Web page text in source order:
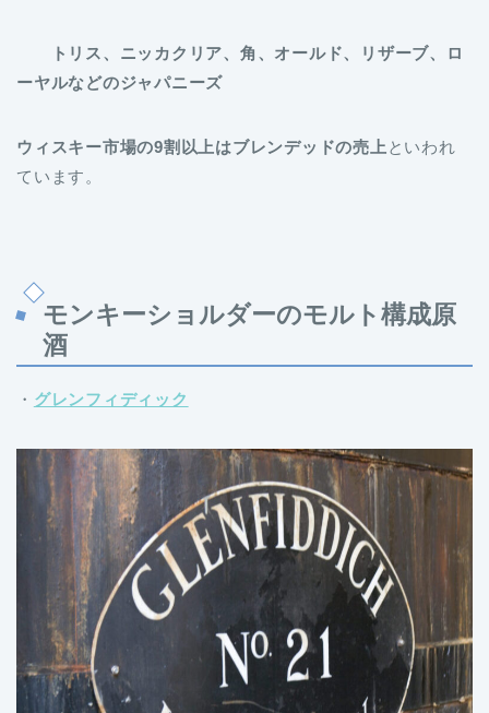
トリス、ニッカクリア、角、オールド、リザーブ、ロ
ーヤルなどのジャパニーズ
ウィスキー市場の9割以上はブレンデッドの売上 といわれ
ています。
モンキーショルダーのモルト構成原
酒
・ グレンフィディック